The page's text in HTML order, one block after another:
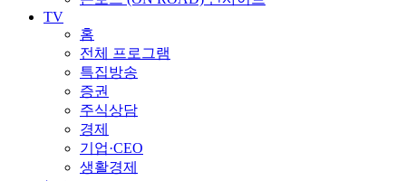
TV
홈
전체 프로그램
특집방송
증권
주식상담
경제
기업·CEO
생활경제